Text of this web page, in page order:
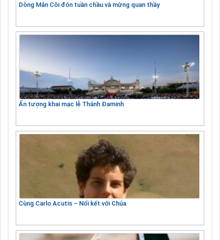
Dòng Mân Côi đón tuần chầu và mừng quan thầy
Ấn tượng khai mạc lễ Thánh Đaminh
Cùng Carlo Acutis – Nối kết với Chúa